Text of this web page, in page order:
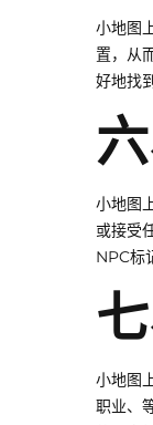
小地图
置，从
好地找
小地图
或接受
NPC标
小地图
职业、